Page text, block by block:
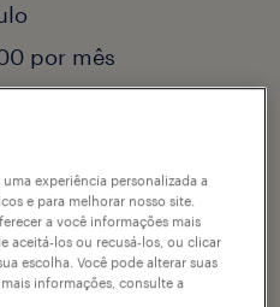
por mês
experiência personalizada a
e para melhorar nosso site.
a você informações mais
aceitá-los ou recusá-los, ou clicar
escolha. Você pode alterar suas
informações, consulte a